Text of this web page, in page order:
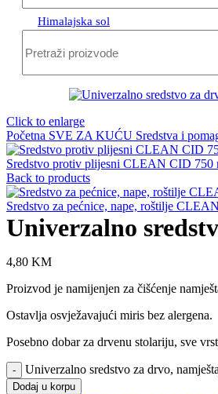
Himalajska sol
Click to enlarge
Početna SVE ZA KUĆU Sredstva i
Sredstvo protiv plijesni CLEAN CID 750
Back to products
Sredstvo za pećnice, nape, roštilje
Univerzalno
4,80 KM
Proizvod je namijenjen za čišćenje
Ostavlja osvježavajući miris bez alergena.
Posebno dobar za drvenu stolariju, sve
Univerzalno sredstvo za drvo,
Dodaj u korpu